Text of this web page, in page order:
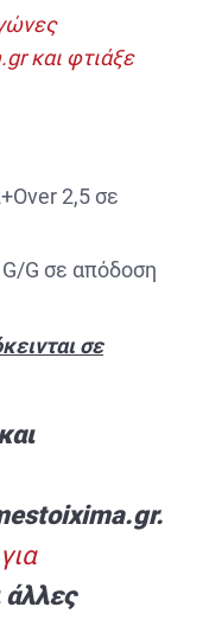
και φτιάξε
2,5 σε
G/G σε απόδοση
σε